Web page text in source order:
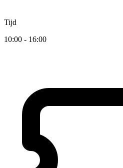
Tijd
10:00 - 16:00